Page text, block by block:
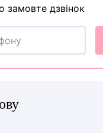
замовте дзвінок